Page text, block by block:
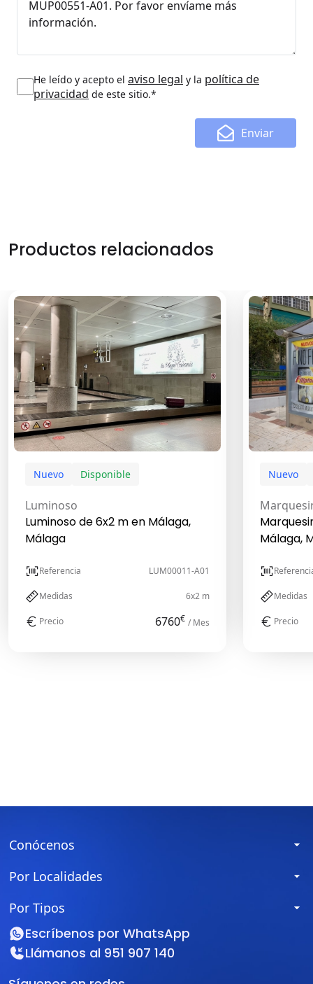
He leído y acepto el aviso legal y la política de
privacidad de este sitio.*
Enviar
Productos relacionados
Nuevo Disponible
Luminoso
Luminoso de 6x2 m en Málaga,
Málaga
Referencia LUM00011-A01
Medidas 6x2 m
Precio 6760€ / Mes
Nuevo
Málaga,
Medidas
Precio
Conócenos
Por Localidades
Por Tipos
Escríbenos por WhatsApp
Llámanos al 951 907 140